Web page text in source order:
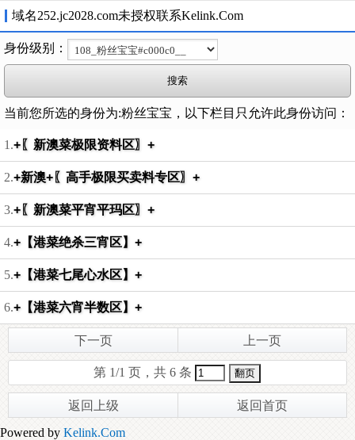
域名252.jc2028.com未授权联系Kelink.Com
身份级别：
当前您所选的身份为:粉丝宝宝，以下栏目只允许此身份访问：
1.+〖新澳菜极限资料区〗+
2.+新澳+〖高手极限买卖料专区〗+
3.+〖新澳菜平宵平玛区〗+
4.+【港菜绝杀三宵区】+
5.+【港菜七尾心水区】+
6.+【港菜六宵半数区】+
下一页 上一页
第 1/1 页，共 6 条
返回上级
返回首页
Powered by Kelink.Com